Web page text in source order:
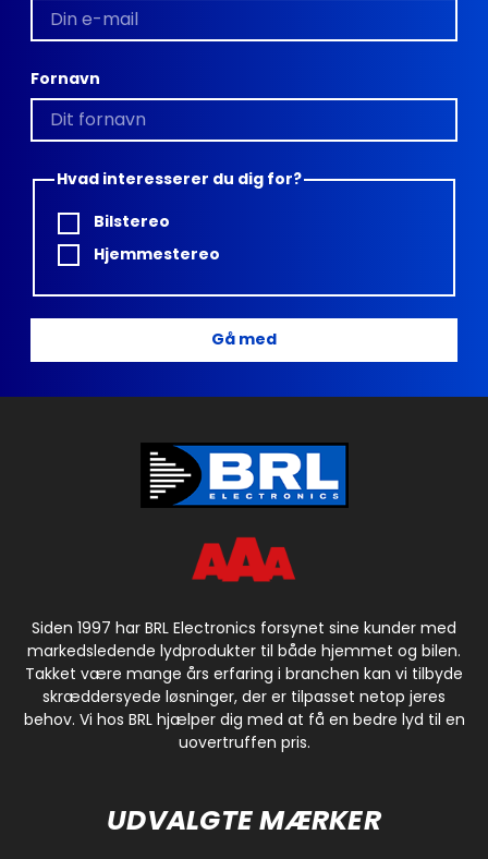
Fornavn
Hvad interesserer du dig for?
Bilstereo
Hjemmestereo
Gå med
Siden 1997 har BRL Electronics forsynet sine kunder med
markedsledende lydprodukter til både hjemmet og bilen.
Takket være mange års erfaring i branchen kan vi tilbyde
skræddersyede løsninger, der er tilpasset netop jeres
behov. Vi hos BRL hjælper dig med at få en bedre lyd til en
uovertruffen pris.
UDVALGTE MÆRKER